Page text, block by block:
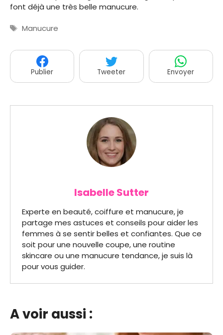
font déjà une très belle manucure.
Étiquettes
Manucure
Publier Tweeter Envoyer
Isabelle Sutter
Experte en beauté, coiffure et manucure, je
partage mes astuces et conseils pour aider les
femmes à se sentir belles et confiantes. Que ce
soit pour une nouvelle coupe, une routine
skincare ou une manucure tendance, je suis là
pour vous guider.
A voir aussi :